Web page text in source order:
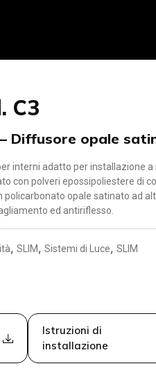
C3
Diffusore opale
interni adatto per installazione
con polveri epossipoliestere di
opale satinato ad
ed antiriflesso.
, SLIM, Sistemi di Luce, SLIM
Istruzioni di
installazione